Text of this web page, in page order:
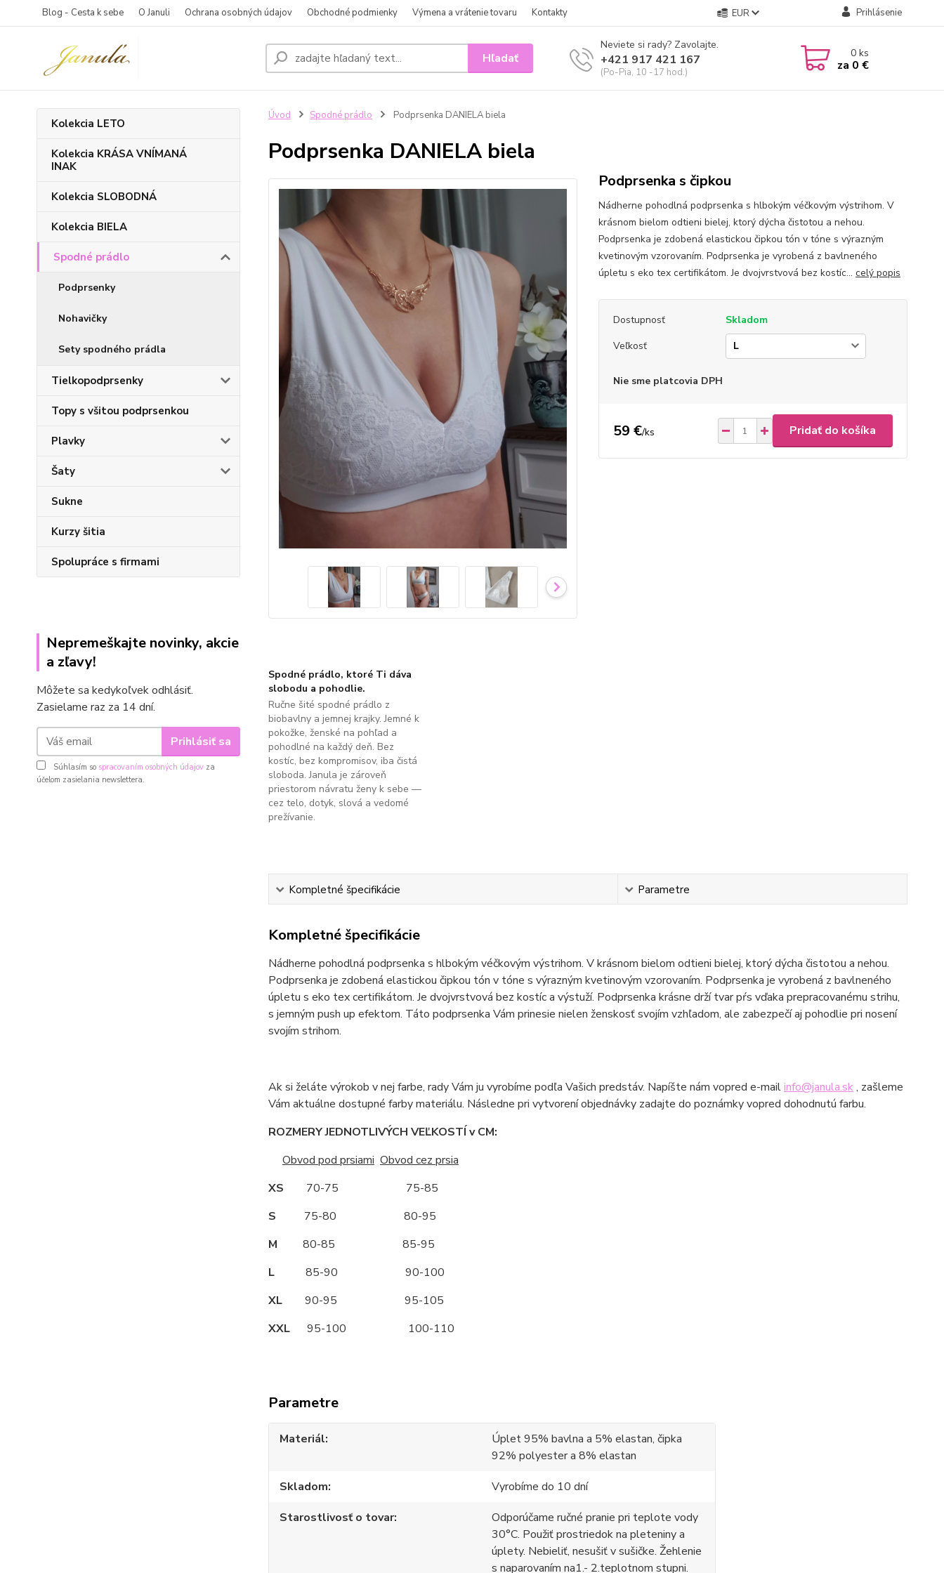
Blog - Cesta k sebe O Januli Ochrana osobných údajov Obchodné podmienky Výmena a vrátenie tovaru Kontakty EUR Prihlásenie
Hľadať
Neviete si rady? Zavolajte.
+421 917 421 167
(Po-Pia, 10 -17 hod.)
0ks
za 0 €
Kolekcia LETO
Kolekcia KRÁSA VNÍMANÁ
INAK
Kolekcia SLOBODNÁ
Kolekcia BIELA
Spodné prádlo
Podprsenky
Nohavičky
Sety spodného prádla
Tielkopodprsenky
Topy s všitou podprsenkou
Plavky
Šaty
Sukne
Kurzy šitia
Spolupráce s firmami
Nepremeškajte novinky, akcie
a zľavy!
Môžete sa kedykoľvek odhlásiť.
Zasielame raz za 14 dní.
Prihlásiť sa
Súhlasím so spracovaním osobných údajov za
účelom zasielania newslettera.
Úvod Spodné prádlo Podprsenka DANIELA biela
Podprsenka DANIELA biela
Podprsenka s čipkou
Nádherne pohodlná podprsenka s hlbokým véčkovým výstrihom. V
krásnom bielom odtieni bielej, ktorý dýcha čistotou a nehou.
Podprsenka je zdobená elastickou čipkou tón v tóne s výrazným
kvetinovým vzorovaním. Podprsenka je vyrobená z bavlneného
úpletu s eko tex certifikátom. Je dvojvrstvová bez kostíc... celý popis
Dostupnosť
Skladom
Veľkosť
Nie sme platcovia DPH
59 €/ks Pridať do košíka
Spodné prádlo, ktoré Ti dáva
slobodu a pohodlie.
Ručne šité spodné prádlo z
biobavlny a jemnej krajky. Jemné k
pokožke, ženské na pohľad a
pohodlné na každý deň. Bez
kostíc, bez kompromisov, iba čistá
sloboda. Janula je zároveň
priestorom návratu ženy k sebe —
cez telo, dotyk, slová a vedomé
prežívanie.
Kompletné špecifikácie Parametre
Kompletné špecifikácie
Nádherne pohodlná podprsenka s hlbokým véčkovým výstrihom. V krásnom bielom odtieni bielej, ktorý dýcha čistotou a nehou.
Podprsenka je zdobená elastickou čipkou tón v tóne s výrazným kvetinovým vzorovaním. Podprsenka je vyrobená z bavlneného
úpletu s eko tex certifikátom. Je dvojvrstvová bez kostíc a výstuží. Podprsenka krásne drží tvar pŕs vďaka prepracovanému strihu,
s jemným push up efektom. Táto podprsenka Vám prinesie nielen ženskosť svojím vzhľadom, ale zabezpečí aj pohodlie pri nosení
svojím strihom.
Ak si želáte výrokob v nej farbe, rady Vám ju vyrobíme podľa Vašich predstáv. Napíšte nám vopred e-mailinfo@janula.sk, zašleme
Vám aktuálne dostupné farby materiálu. Následne pri vytvorení objednávky zadajte do poznámky vopred dohodnutú farbu.
ROZMERY JEDNOTLIVÝCH VEĽKOSTÍ v CM:
Obvod pod prsiami Obvod cez prsia
XS 70-75 75-85
S 75-80 80-95
M 80-85 85-95
L85-90 90-100
XL90-95 95-105
XXL95-100 100-110
Parametre
Materiál
Úplet 95% bavlna a 5% elastan, čipka
92% polyester a 8% elastan
Skladom
Vyrobíme do 10 dní
Starostlivosť o tovar
Odporúčame ručné pranie pri teplote vody
30°C. Použiť prostriedok na pleteniny a
úplety. Nebieliť, nesušiť v sušičke. Žehlenie
s naparovaním na1.- 2.teplotnom stupni.